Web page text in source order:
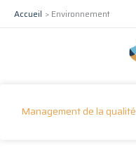
Accueil Environnement
Management de la qualité